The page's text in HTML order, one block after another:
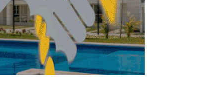
REBECA ROMERO
ABRIL 8, 2026
BMV presenta guía para